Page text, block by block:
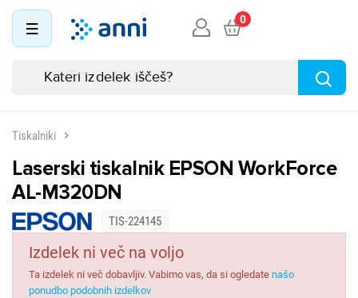
0
Tiskalniki
Laserski tiskalnik EPSON WorkForce
AL-M320DN
TIS-224145
Izdelek ni več na voljo
Ta izdelek ni več dobavljiv. Vabimo vas, da si ogledate našo
ponudbo podobnih izdelkov